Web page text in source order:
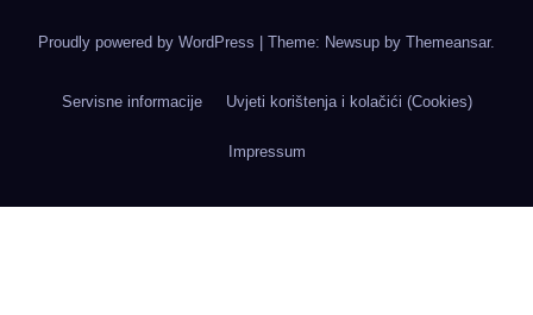
Proudly powered by WordPress | Theme: Newsup by Themeansar.
Servisne informacije Uvjeti korištenja i kolačići (Cookies)
Impressum